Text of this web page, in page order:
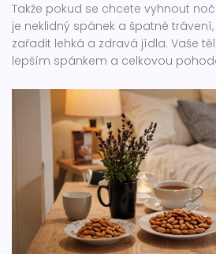
Takže pokud se chcete vyhnout
je neklidný spánek a špatné
zařadit lehká a zdravá jídla. Vaše
lepším spánkem a celkovou